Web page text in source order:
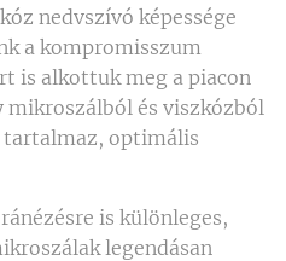
nedvszívó képessége
a kompromisszum
is alkottuk meg a piacon
és viszkózból
tartalmaz, optimális
is különleges,
legendásan